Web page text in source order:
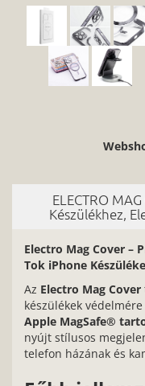
ELECTRO
Készülékhez,
Electro Mag Cover –
Tok iPhone
Az Electro Mag Cover
készülékek
Apple MagSafe®
nyújt stílusos
telefon házának és